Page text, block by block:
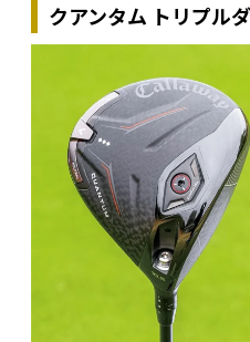
クアンタム トリプル